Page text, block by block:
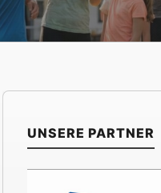
UNSERE PARTNER